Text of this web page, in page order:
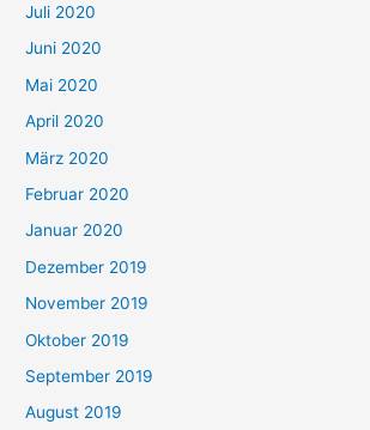
Juli 2020
Juni 2020
Mai 2020
April 2020
März 2020
Februar 2020
Januar 2020
Dezember 2019
November 2019
Oktober 2019
September 2019
August 2019